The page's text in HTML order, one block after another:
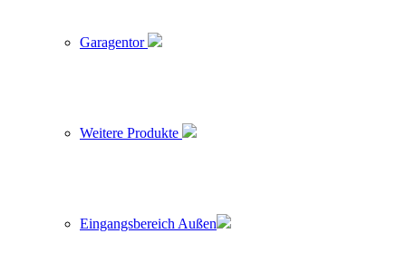
Garagentor
Weitere Produkte
Eingangsbereich Außen